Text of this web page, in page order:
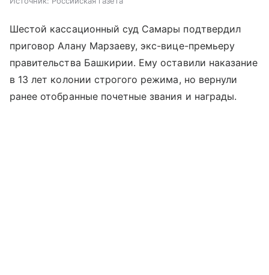
Шестой кассационный суд Самары подтвердил
приговор Алану Марзаеву, экс-вице-премьеру
правительства Башкирии. Ему оставили наказание
в 13 лет колонии строгого режима, но вернули
ранее отобранные почетные звания и награды.